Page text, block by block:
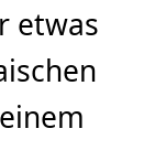
etwas